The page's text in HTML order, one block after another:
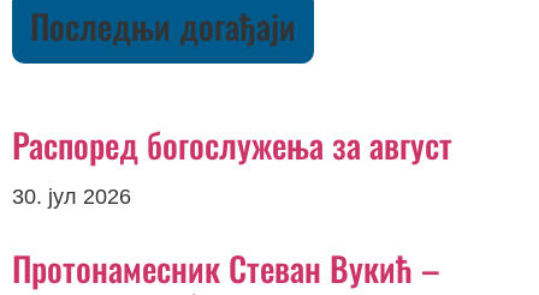
Последњи догађаји
Распоред богослужења за август
30. јул 2026
Протонамесник Стеван Вукић –